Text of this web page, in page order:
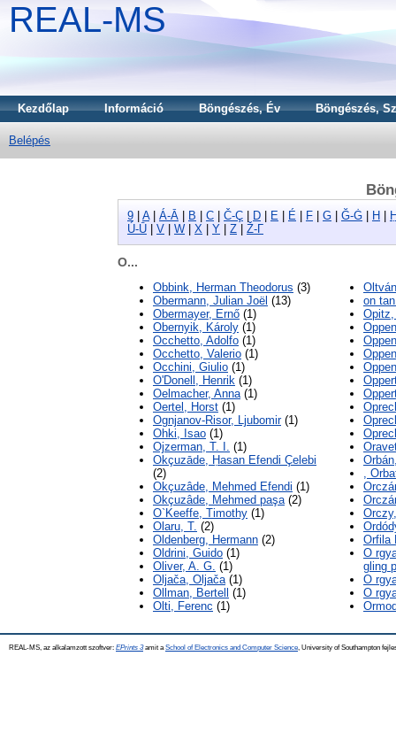
REAL-MS
Kezdőlap Információ Böngészés, Év Böngészés,
Belépés
9 A| Á-Ā B C Č-Ç D E É F G Ğ-Ġ H
Ú-Ū
V W X Y Z Ž-Γ
O...
Obbink, Herman Theodorus (3)
Obermann, Julian Joël (13)
Obermayer, Ernő (1)
Obernyik, Károly (1)
Occhetto, Adolfo (1)
Occhetto, Valerio (1)
Occhini, Giulio (1)
O'Donell, Henrik (1)
Oelmacher, Anna(1)
Oertel, Horst (1)
Ognjanov-Risor, Ljubomir(1)
Ohki, Isao (1)
Ojzerman, T. I. (1)
Okçuzāde, Ḥasan Efendi Çelebi
(2)
Okçuzâde, Mehmed Efendi (1)
Okçuzâde, Mehmed paşa(2)
O`Keeffe, Timothy (1)
Olaru, T. (2)
Oldenberg, Hermann (2)
Oldrini, Guido (1)
Oliver, A. G. (1)
Oljača, Oljača(1)
Ollman, Bertell
(1)
Olti, Ferenc (1)
on
Opitz,
,
Orfila
O
gling
O
O
REAL-MS, az alkalamzott szoftver: EPrints 3amit a School of Electronics and Computer Science , University of Southampton